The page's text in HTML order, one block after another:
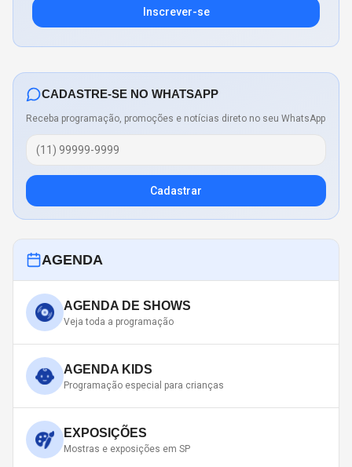
Inscrever-se
CADASTRE-SE NO WHATSAPP
Receba programação, promoções e notícias direto no seu WhatsApp
Cadastrar
AGENDA
AGENDA DE SHOWS
Veja toda a programação
AGENDA KIDS
Programação especial para crianças
EXPOSIÇÕES
Mostras e exposições em SP